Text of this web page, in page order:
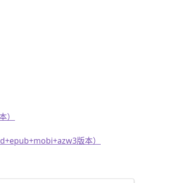
版本）